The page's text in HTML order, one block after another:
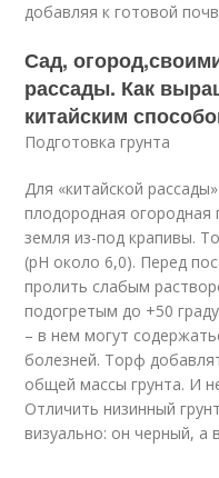
добавляя к готовой
Сад,
рассады. Как
китайским
Подготовка грунта
Для «китайской
плодородная огородная
земля из-под крапивы.
(pH около 6,0). Перед
пролить слабым
подогретым до +50
– в нем могут
болезней. Торф
общей массы грунта. И
Отличить низинный
визуально: он черный, а